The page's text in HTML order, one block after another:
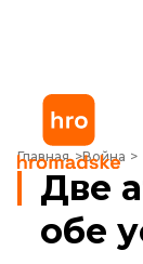
Главная Война
Две атаки на
Две
обе